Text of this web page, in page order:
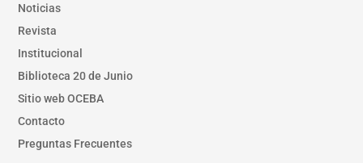
Noticias
Revista
Institucional
Biblioteca 20 de Junio
Sitio web OCEBA
Contacto
Preguntas Frecuentes